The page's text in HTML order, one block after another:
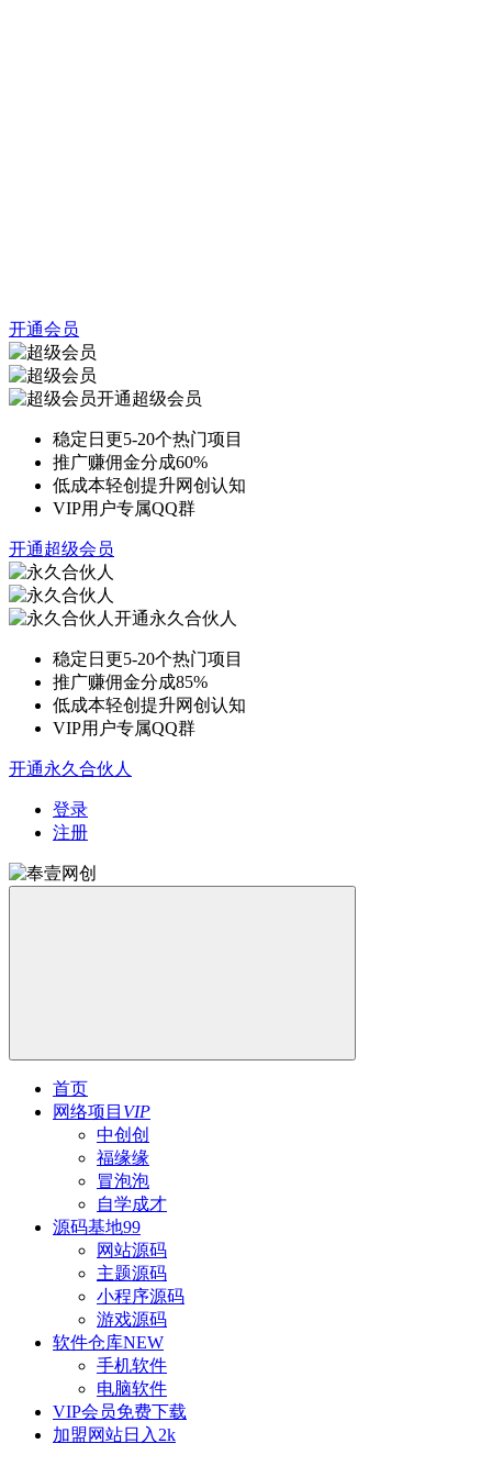
开通会员
开通超级会员
稳定日更5-20个热门项目
推广赚佣金分成60%
低成本轻创提升网创认知
VIP用户专属QQ群
开通超级会员
开通永久合伙人
稳定日更5-20个热门项目
推广赚佣金分成85%
低成本轻创提升网创认知
VIP用户专属QQ群
开通永久合伙人
登录
注册
首页
网络项目 VIP
中创创
福缘缘
冒泡泡
自学成才
源码基地99
网站源码
主题源码
小程序源码
游戏源码
软件仓库NEW
手机软件
电脑软件
VIP会员免费下载
加盟网站日入2k